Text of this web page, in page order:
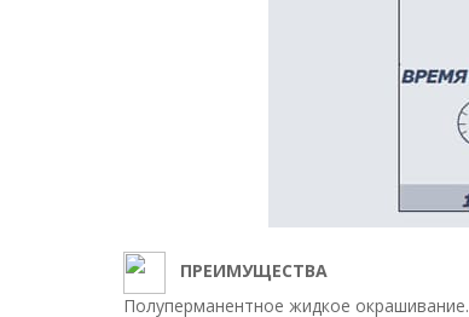
ПРЕИМУЩЕСТВА
Полуперманентное жидкое окрашивание.